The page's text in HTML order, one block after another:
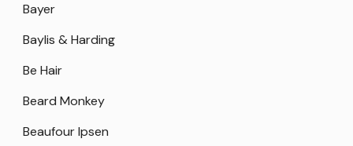
Bayer
Baylis & Harding
Be Hair
Beard Monkey
Beaufour Ipsen